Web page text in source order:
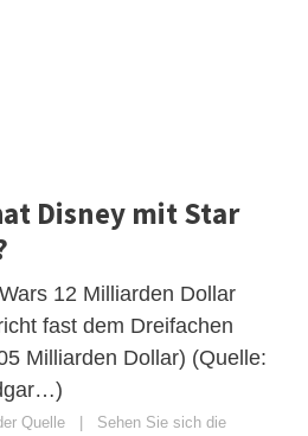
Disney mit Star
12 Milliarden Dollar
fast dem Dreifachen
Milliarden Dollar) (Quelle:
Quelle | Sehen Sie sich die